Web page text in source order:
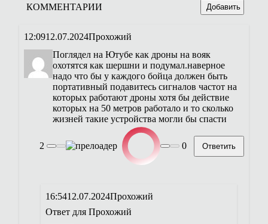
КОММЕНТАРИИ Добавить
12:0912.07.2024Прохожий
Поглядел на Ютубе как дроны на вояк
охотятся как шершни и подумал.наверное
надо что бы у каждого бойца должен быть
портативный подавитесь сигналов частот на
которых работают дроны хотя бы действие
которых на 50 метров работало и то сколько
жизней такие устройства могли бы спасти
2 0 Ответить
16:5412.07.2024Прохожий
Ответ для Прохожий